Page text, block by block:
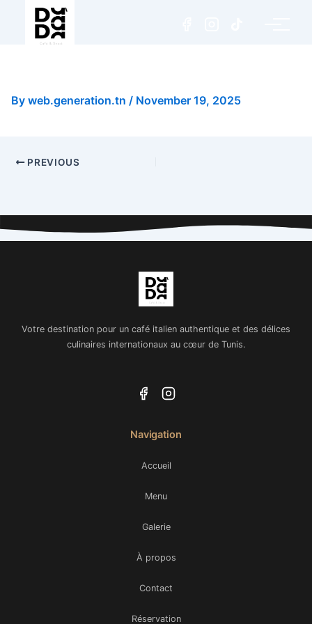
By web.generation.tn / November 19, 2025
PREVIOUS
Votre destination pour un café italien authentique et des délices
culinaires internationaux au cœur de Tunis.
Navigation
Accueil
Menu
Galerie
À propos
Contact
Réservation